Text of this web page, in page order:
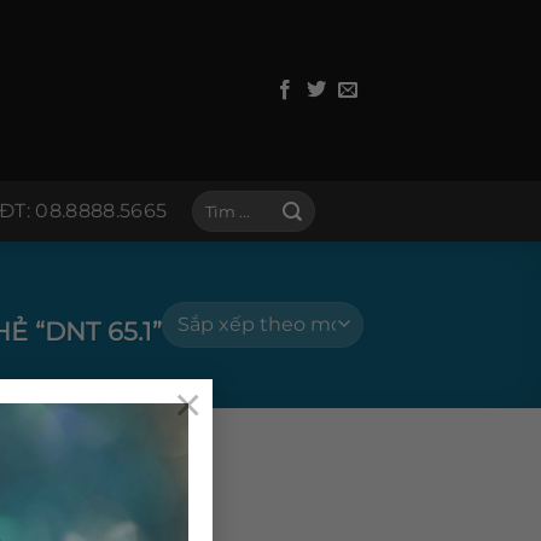
×
ĐT: 08.8888.5665
Tìm
“DNT 65.1”